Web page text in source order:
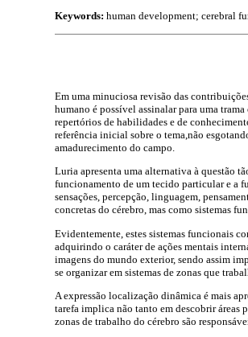
Keywords: human development; cerebral
Em uma minuciosa revisão das
humano é possível assinalar para uma
repertórios de habilidades e de
referência inicial sobre o tema,não
amadurecimento do campo.
Luria apresenta uma alternativa à questão
funcionamento de um tecido particular e a
sensações, percepção, linguagem,
concretas do cérebro, mas como sistemas
Evidentemente, estes sistemas funcionais
adquirindo o caráter de ações mentais
imagens do mundo exterior, sendo assim
se organizar em sistemas de zonas que
A expressão localização dinâmica é mais
tarefa implica não tanto em descobrir áreas
zonas de trabalho do cérebro são